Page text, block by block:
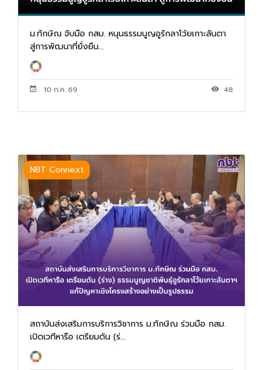
ม.ทักษิณ จับมือ กสม. หนุนธรรมนูญอูรักลาโว้ยเกาะลันตา
สู่การพัฒนาที่ยั่งยืน...
10 ก.ค. 69 48
NBT Connext
สถาบันส่งเสริมการบริการวิชาการ ม.ทักษิณ ร่วมมือ กสม.
เปิดเวทีหารือ เตรียมดัน (ร่...